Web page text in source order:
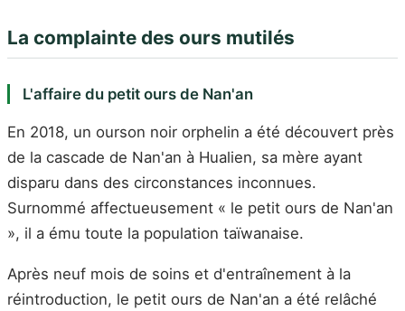
La complainte des ours mutilés
L'affaire du petit ours de Nan'an
En 2018, un ourson noir orphelin a été découvert près
de la cascade de Nan'an à Hualien, sa mère ayant
disparu dans des circonstances inconnues.
Surnommé affectueusement « le petit ours de Nan'an
», il a ému toute la population taïwanaise.
Après neuf mois de soins et d'entraînement à la
réintroduction, le petit ours de Nan'an a été relâché